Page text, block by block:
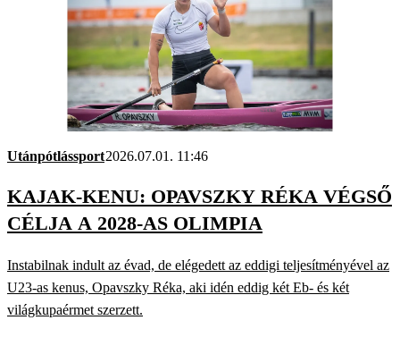
Utánpótlássport2026.07.01. 11:46
KAJAK-KENU: OPAVSZKY RÉKA VÉGSŐ
CÉLJA A 2028-AS OLIMPIA
Instabilnak indult az évad, de elégedett az eddigi teljesítményével az
U23-as kenus, Opavszky Réka, aki idén eddig két Eb- és két
világkupaérmet szerzett.